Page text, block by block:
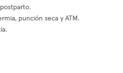
punción seca y ATM.